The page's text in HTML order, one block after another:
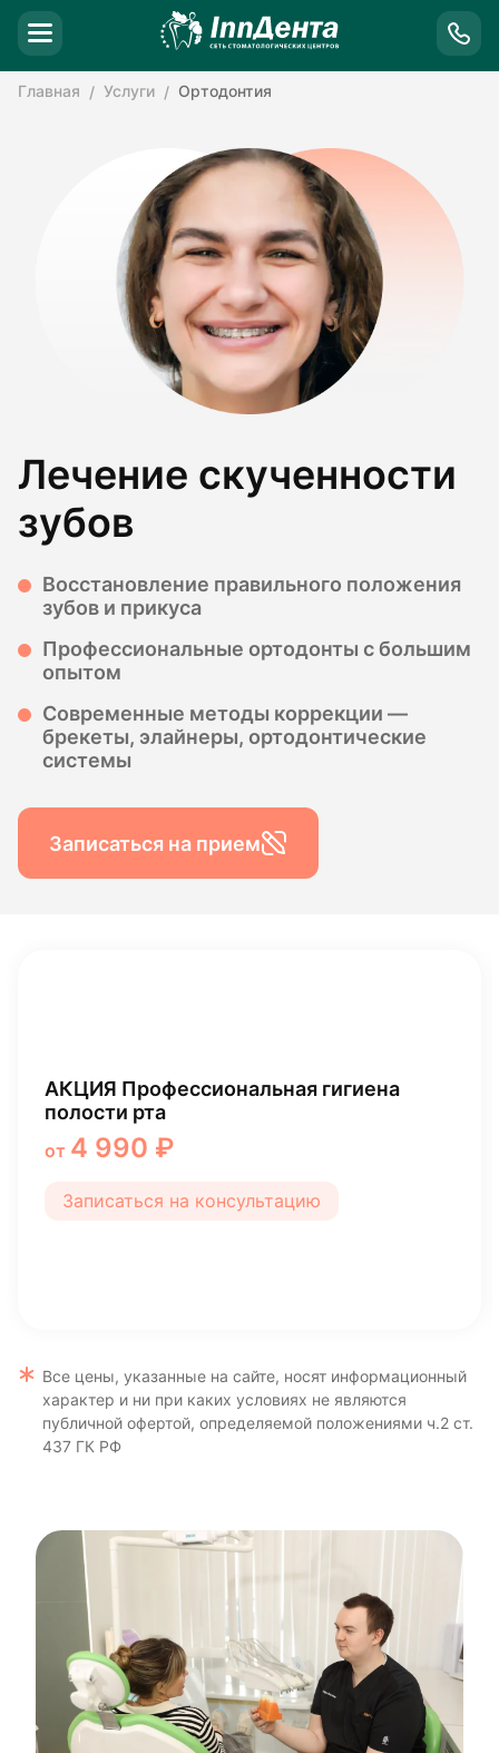
Главная Услуги Ортодонтия
Лечение скученности
зубов
Восстановление правильного положения
зубов и прикуса
Профессиональные ортодонты с большим
опытом
Современные методы коррекции —
брекеты, элайнеры, ортодонтические
системы
Записаться на прием
брекетами
Все цены, указанные на сайте, носят информационный
характер и ни при каких условиях не являются
публичной офертой, определяемой положениями ч.2 ст.
437 ГК РФ